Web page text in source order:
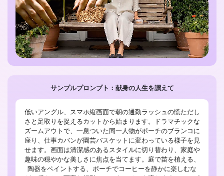
サンプルプロンプト：献身の人生を讃えて
低いアングル、スマホ縦画面で朝の通勤ラッシュの慌ただし
さと足取りを捉えるカットから始まります。ドラマチックな
ズームアウトで、一息ついた同一人物がポーチのブランコに
座り、仕事カバンが園芸バスケットに変わっている様子を見
せます。画面は清潔感のあるスタイルに切り替わり、家庭や
趣味の穏やかな美しさに焦点を当てます。庭で苗を植える、
陶器をペイントする、ポーチでコーヒーを静かに楽しむな